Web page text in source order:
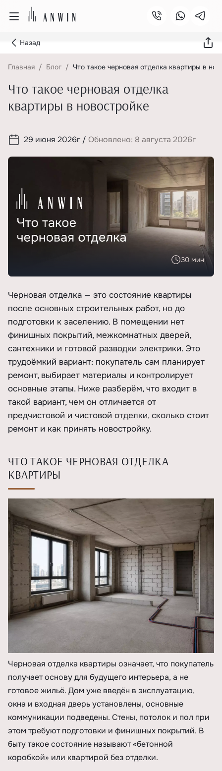
Назад
Главная Блог Что такое черновая отделка квартиры в
Что такое черновая отделка
квартиры в новостройке
29 июня 2026г / Обновлено: 8 августа 2026г
30 мин
Черновая отделка — это состояние квартиры
после основных строительных работ, но до
подготовки к заселению. В помещении нет
финишных покрытий, межкомнатных дверей,
сантехники и готовой разводки электрики. Это
трудоёмкий вариант: покупатель сам планирует
ремонт, выбирает материалы и контролирует
основные этапы. Ниже разберём, что входит в
такой вариант, чем он отличается от
предчистовой и чистовой отделки, сколько стоит
ремонт и как принять новостройку.
ЧТО ТАКОЕ ЧЕРНОВАЯ ОТДЕЛКА
КВАРТИРЫ
Черновая отделка квартиры означает, что покупатель
получает основу для будущего интерьера, а не
готовое жильё. Дом уже введён в эксплуатацию,
окна и входная дверь установлены, основные
коммуникации подведены. Стены, потолок и пол при
этом требуют подготовки и финишных покрытий. В
быту такое состояние называют «бетонной
коробкой» или квартирой без отделки.